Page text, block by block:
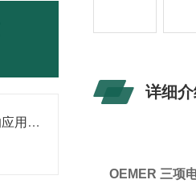
Maxon motor 直流电机的应用及特点
详细
OEMER 三项